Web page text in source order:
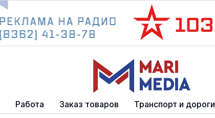
Работа Заказ товаров Транспорт и дороги